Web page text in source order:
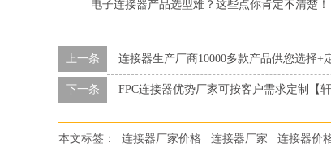
电子连接器产品选型难？这些点你肯定不清楚！
上一条 连接器生产厂商10000多款产品供您选择+
下一条 FPC连接器优势厂家可按客户需求定制【轩
本文标签： 连接器厂家价格 连接器厂家 连接器价